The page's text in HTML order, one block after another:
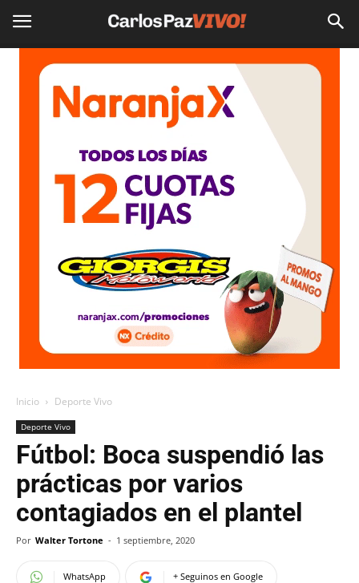
Inicio Deporte Vivo
Deporte Vivo
Fútbol: Boca suspendió las
prácticas por varios
contagiados en el plantel
Por Walter Tortone - 1 septiembre, 2020
WhatsApp + Seguinos en Google